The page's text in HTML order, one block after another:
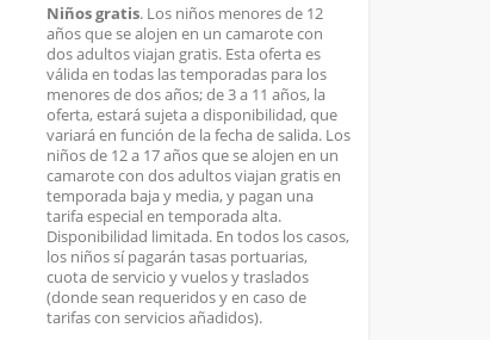
Niños gratis. Los niños menores de 12
años que se alojen en un camarote con
dos adultos viajan gratis. Esta oferta es
válida en todas las temporadas para los
menores de dos años; de 3 a 11 años, la
oferta, estará sujeta a disponibilidad, que
variará en función de la fecha de salida. Los
niños de 12 a 17 años que se alojen en un
camarote con dos adultos viajan gratis en
temporada baja y media, y pagan una
tarifa especial en temporada alta.
Disponibilidad limitada. En todos los casos,
los niños sí pagarán tasas portuarias,
cuota de servicio y vuelos y traslados
(donde sean requeridos y en caso de
tarifas con servicios añadidos).